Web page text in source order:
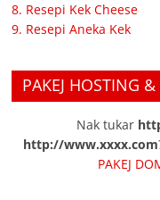
8. Resepi Kek Cheese
9. Resepi Aneka Kek
PAKEJ HOSTING
Nak tukar
http://www.xxxx.com
PAKEJ